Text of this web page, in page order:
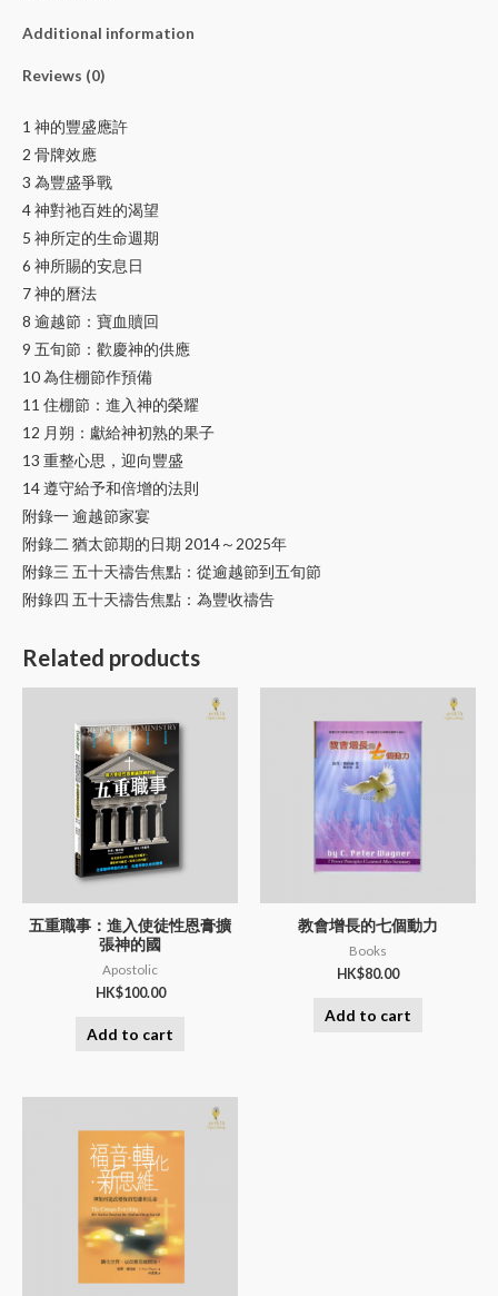
Additional information
Reviews (0)
1 神的豐盛應許
2 骨牌效應
3 為豐盛爭戰
4 神對祂百姓的渴望
5 神所定的生命週期
6 神所賜的安息日
7 神的曆法
8 逾越節：寶血贖回
9 五旬節：歡慶神的供應
10 為住棚節作預備
11 住棚節：進入神的榮耀
12 月朔：獻給神初熟的果子
13 重整心思，迎向豐盛
14 遵守給予和倍增的法則
附錄一 逾越節家宴
附錄二 猶太節期的日期 2014～2025年
附錄三 五十天禱告焦點：從逾越節到五旬節
附錄四 五十天禱告焦點：為豐收禱告
Related products
五重職事：進入使徒性恩膏擴
張神的國
Apostolic
HK$100.00
Add to cart
教會增長的七個動力
Books
HK$80.00
Add to cart